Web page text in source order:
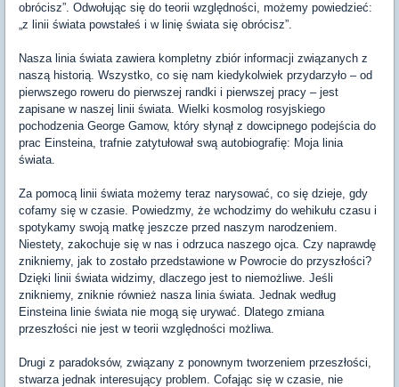
obrócisz”. Odwołując się do teorii względności, możemy powiedzieć:
„z linii świata powstałeś i w linię świata się obrócisz”.
Nasza linia świata zawiera kompletny zbiór informacji związanych z
naszą historią. Wszystko, co się nam kiedykolwiek przydarzyło – od
pierwszego roweru do pierwszej randki i pierwszej pracy – jest
zapisane w naszej linii świata. Wielki kosmolog rosyjskiego
pochodzenia George Gamow, który słynął z dowcipnego podejścia do
prac Einsteina, trafnie zatytułował swą autobiografię: Moja linia
świata.
Za pomocą linii świata możemy teraz narysować, co się dzieje, gdy
cofamy się w czasie. Powiedzmy, że wchodzimy do wehikułu czasu i
spotykamy swoją matkę jeszcze przed naszym narodzeniem.
Niestety, zakochuje się w nas i odrzuca naszego ojca. Czy naprawdę
znikniemy, jak to zostało przedstawione w Powrocie do przyszłości?
Dzięki linii świata widzimy, dlaczego jest to niemożliwe. Jeśli
znikniemy, zniknie również nasza linia świata. Jednak według
Einsteina linie świata nie mogą się urywać. Dlatego zmiana
przeszłości nie jest w teorii względności możliwa.
Drugi z paradoksów, związany z ponownym tworzeniem przeszłości,
stwarza jednak interesujący problem. Cofając się w czasie, nie